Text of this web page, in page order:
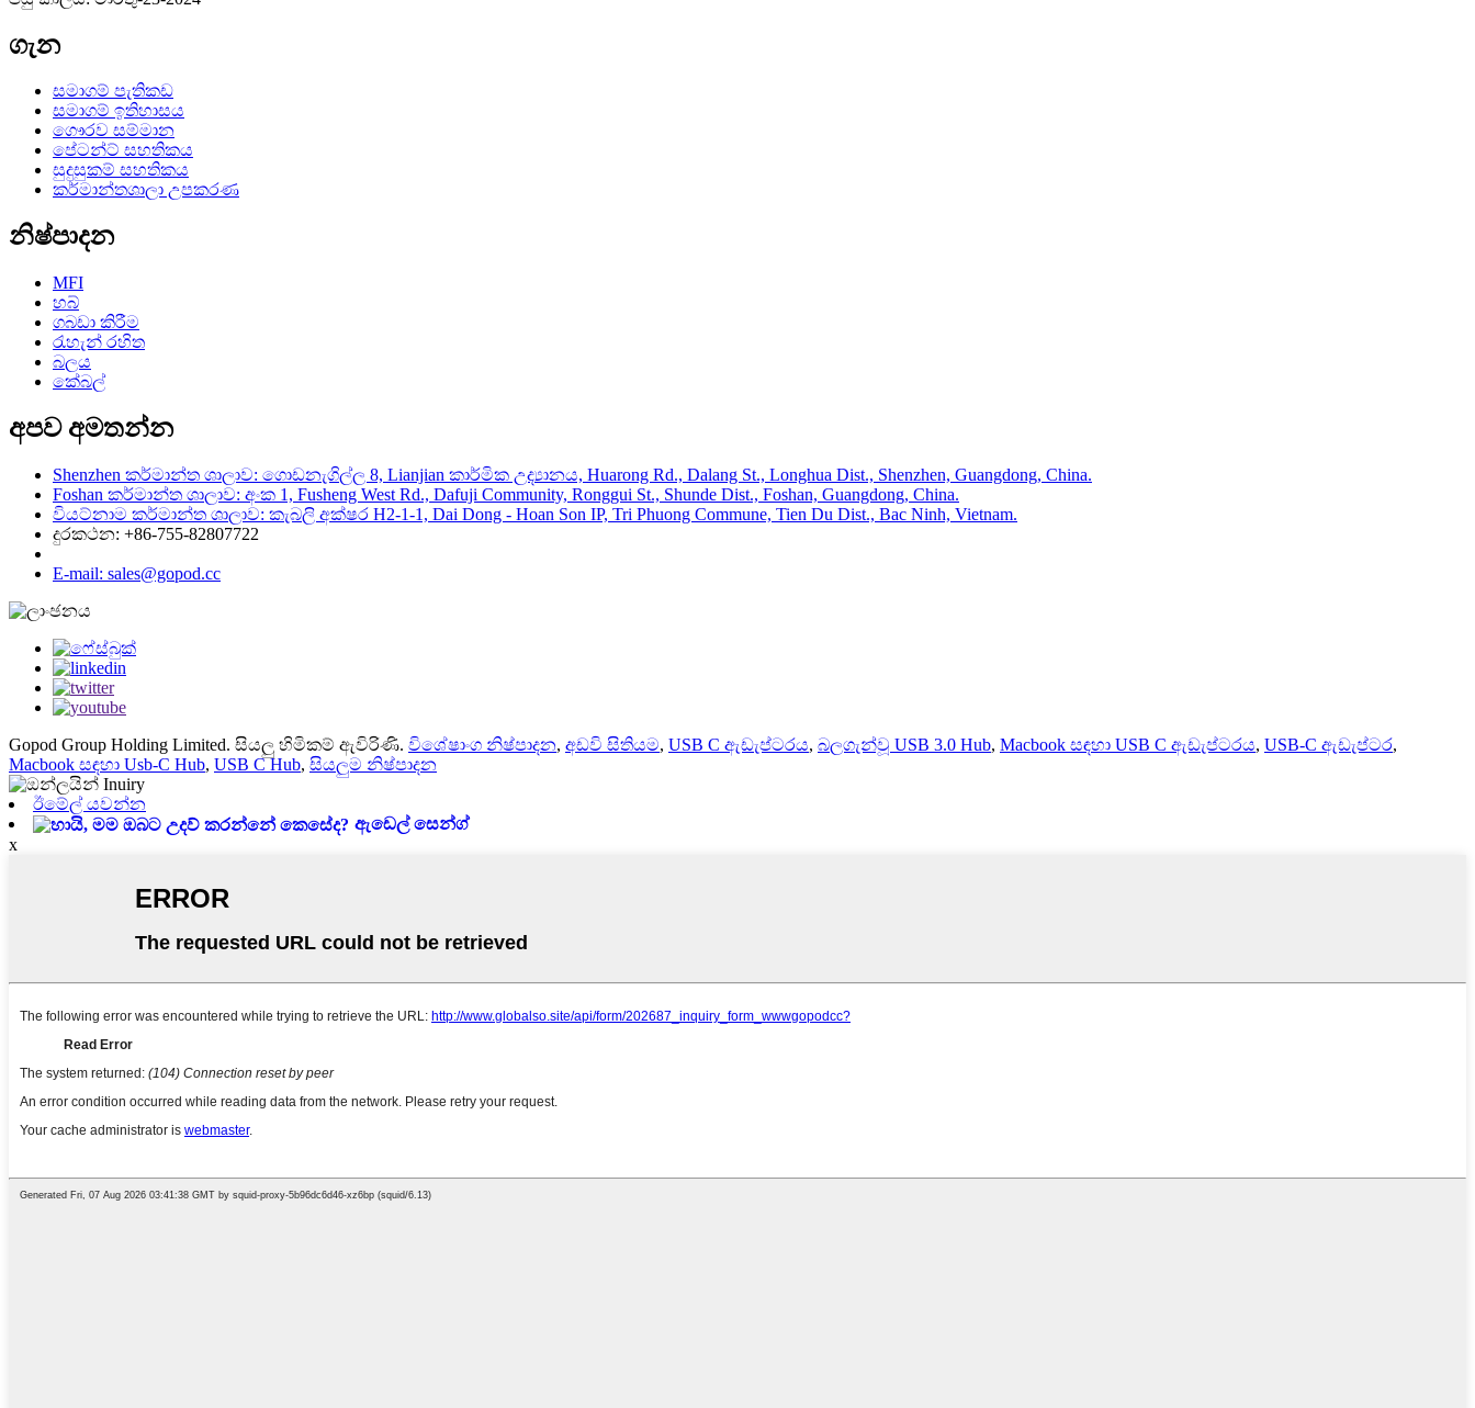
ගැන
සමාගම් පැතිකඩ
සමාගම් ඉතිහාසය
ගෞරව සම්මාන
පේටන්ට් සහතිකය
සුදුසුකම් සහතිකය
කර්මාන්තශාලා උපකරණ
නිෂ්පාදන
MFI
හබ්
ගබඩා කිරීම
රැහැන් රහිත
බලය
කේබල්
අපව අමතන්න
Shenzhen කර්මාන්ත ශාලාව: ගොඩනැගිල්ල 8, Lianjian කාර්මික උද්‍යානය, Huarong Rd., Dalang St., Longhua Dist., Shenzhen, Guangdong, China.
Foshan කර්මාන්ත ශාලාව: අංක 1, Fusheng West Rd., Dafuji Community, Ronggui St., Shunde Dist., Foshan, Guangdong, China.
වියට්නාම කර්මාන්ත ශාලාව: කැබලි අක්ෂර H2-1-1, Dai Dong - Hoan Son IP, Tri Phuong Commune, Tien Du Dist., Bac Ninh, Vietnam.
දුරකථන: +86-755-82807722
E-mail: sales@gopod.cc
Gopod Group Holding Limited. සියලු හිමිකම් ඇවිරිණි. විශේෂාංග නිෂ්පාදන, අඩවි සිතියම, USB C ඇඩැප්ටරය, බලගැන්වූ USB 3.0 Hub, Macbook සඳහා USB C ඇඩැප්ටරය, USB-C ඇඩැප්ටර,
Macbook සඳහා Usb-C Hub, USB C Hub, සියලුම නිෂ්පාදන
ඊමේල් යවන්න
ඇඩෙල් සෙන්ග්
x